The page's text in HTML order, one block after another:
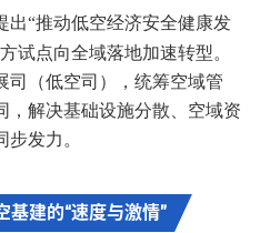
出“推动低空经济安全健康发
试点向全域落地加速转型。
司（低空司），统筹空域管
，解决基础设施分散、空域资
步发力 。
基建的“速度与激情”